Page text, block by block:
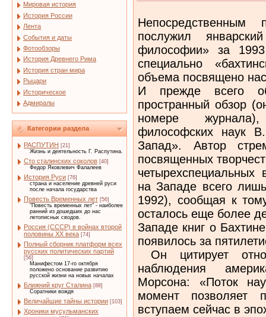
Мировая история
История России
Лента
События и даты
Фотообзоры
История Древнего Рима
История стран мира
Рыцари
Историческое
Адмиралы
Категории раздела
РАСПУТИН [21]
Жизнь и деятельность Г. Распутина.
Сто сталинских соколов [40]
Федор Яковлевич Фалалеев
История Руси [76]
страна и население древней руси
после начала государства
Повесть Временных лет [56]
"Повесть временных лет" - наиболее
ранний из дошедших до нас
летописных сводов.
Россия (СССР) в войнах второй
половины XX века [74]
Полный сборник платформ всех
русских политических партий
[56]
Манифестом 17-го октября
положено основание развитию
русской жизни на новых началах
Ближний круг Сталина [88]
Соратники вождя
Величайшие тайны истории [103]
Хроники мусульманских
послужил
философии» за
специально
объема посвящено
И прежде всего
пространный обзор
номере
философских наук
Запад». Автор
посвященных
на Западе всего
1992), сообщая к
осталось еще более
Западе книг о
появилось за
Он цитирует
наблюдения
Морсона: «Поток
момент позволяет
вступаем сейчас в